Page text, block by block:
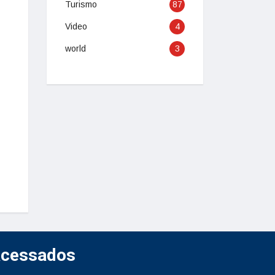
Turismo 87
Video 4
world 3